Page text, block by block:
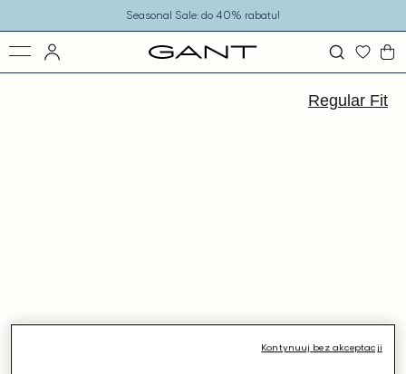
Seasonal Sale: do 40% rabatu!
Regular Fit
Kontynuuj bez akceptacji